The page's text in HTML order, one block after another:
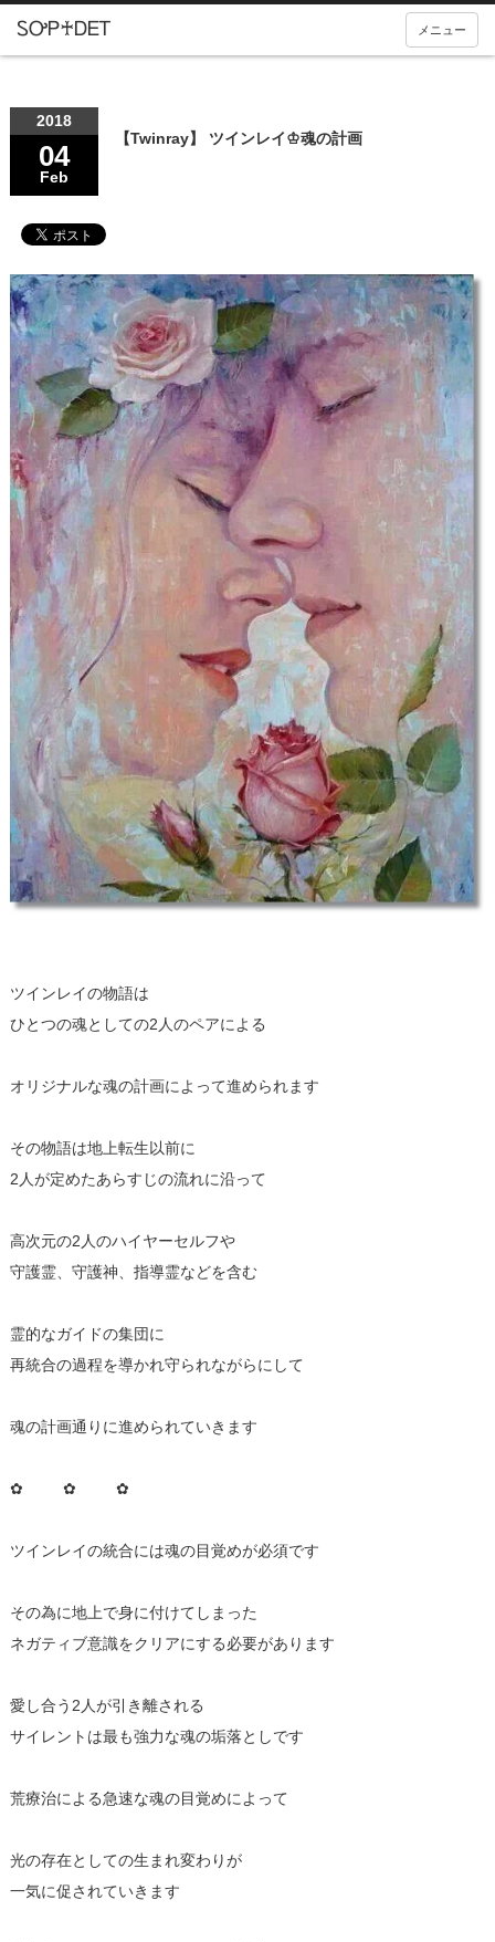
メニュー
2018
04
Feb
【Twinray】 ツインレイ♔魂の計画
ツインレイの物語は
ひとつの魂としての2人のペアによる
オリジナルな魂の計画によって進められます
その物語は地上転生以前に
2人が定めたあらすじの流れに沿って
高次元の2人のハイヤーセルフや
守護霊、守護神、指導霊などを含む
霊的なガイドの集団に
再統合の過程を導かれ守られながらにして
魂の計画通りに進められていきます
✿ ✿ ✿
ツインレイの統合には魂の目覚めが必須です
その為に地上で身に付けてしまった
ネガティブ意識をクリアにする必要があります
愛し合う2人が引き離される
サイレントは最も強力な魂の垢落としです
荒療治による急速な魂の目覚めによって
光の存在としての生まれ変わりが
一気に促されていきます